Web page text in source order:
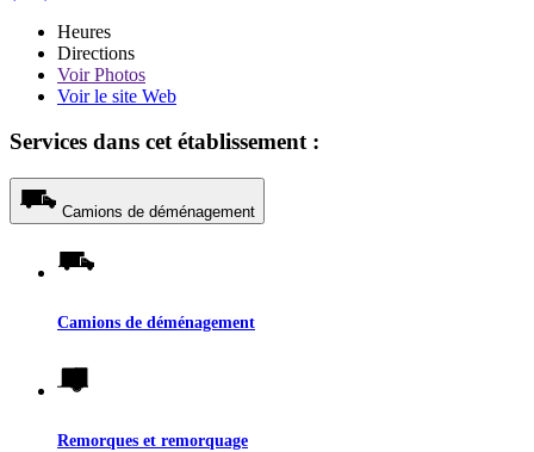
Heures
Directions
VoirPhotos
Voir le site Web
Services dans cet établissement :
Camions de déménagement
Camions de déménagement
Remorques et remorquage